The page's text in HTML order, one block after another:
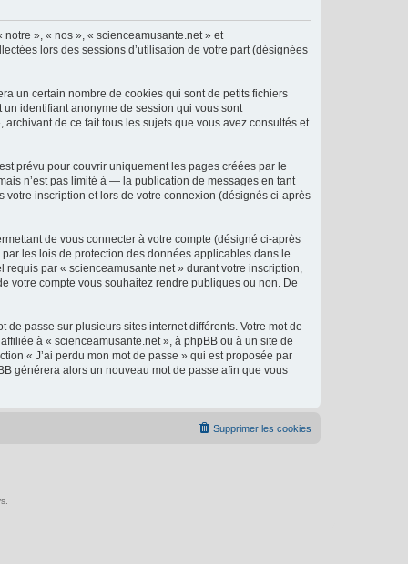
», « nos », « scienceamusante.net » et
lors des sessions d’utilisation de votre part (désignées
un certain nombre de cookies qui sont de petits fichiers
identifiant anonyme de session qui vous sont
de ce fait tous les sujets que vous avez consultés et
prévu pour couvrir uniquement les pages créées par le
n’est pas limité à — la publication de messages en tant
votre inscription et lors de votre connexion (désignés ci-après
de vous connecter à votre compte (désigné ci-après
les lois de protection des données applicables dans le
requis par « scienceamusante.net » durant votre inscription,
votre compte vous souhaitez rendre publiques ou non. De
passe sur plusieurs sites internet différents. Votre mot de
à « scienceamusante.net », à phpBB ou à un site de
« J’ai perdu mon mot de passe » qui est proposée par
générera alors un nouveau mot de passe afin que vous
Supprimer les cookies